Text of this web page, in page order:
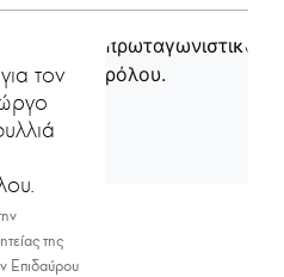
τον
της
Επιδαύρου